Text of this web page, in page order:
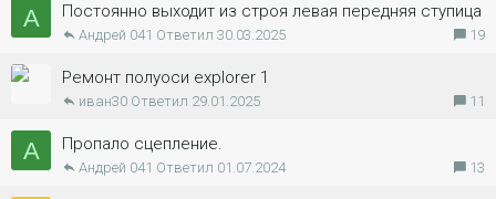
е
А Постоянно выходит из строя левая передняя ступица
19
30.03.2025
Андрей 041
Ремонт полуоси explorer 1
11
29.01.2025
иван30
А Пропало сцепление.
13
01.07.2024
Андрей 041